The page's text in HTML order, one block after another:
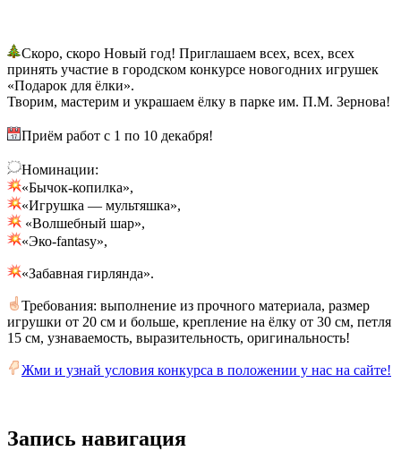
Скоро, скоро Новый год! Приглашаем всех, всех, всех
принять участие в городском конкурсе новогодних игрушек
«Подарок для ёлки».
Творим, мастерим и украшаем ёлку в парке им. П.М. Зернова!
Приём работ с 1 по 10 декабря!
Номинации:
«Бычок-копилка»,
«Игрушка — мультяшка»,
«Волшебный шар»,
«Эко-fantasy»,
«Забавная гирлянда».
Требования: выполнение из прочного материала, размер
игрушки от 20 см и больше, крепление на ёлку от 30 см, петля
15 см, узнаваемость, выразительность, оригинальность!
Жми и узнай условия конкурса в положении у нас на сайте!
Запись навигация